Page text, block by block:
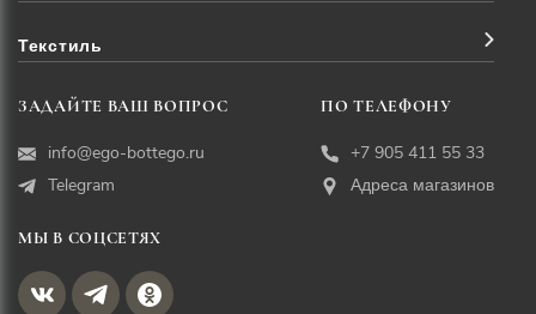
Текстиль
ЗАДАЙТЕ ВАШ ВОПРОС
info@ego-bottego.ru
Telegram
ПО ТЕЛЕФОНУ
+7 905 411 55 33
Адреса магазинов
МЫ В СОЦСЕТЯХ